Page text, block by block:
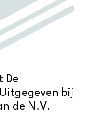
De
bij
de N.V.